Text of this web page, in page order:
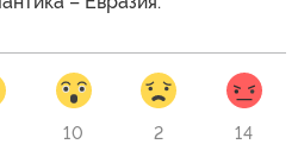
10 2 14